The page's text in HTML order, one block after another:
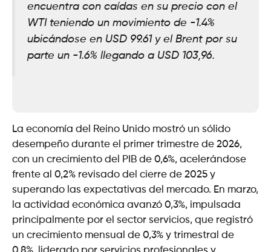
encuentra con caídas en su precio con el
WTI teniendo un movimiento de -1.4%
ubicándose en USD 99.61 y el Brent por su
parte un -1.6% llegando a USD 103,96.
La economía del Reino Unido mostró un sólido
desempeño durante el primer trimestre de 2026,
con un crecimiento del PIB de 0,6%, acelerándose
frente al 0,2% revisado del cierre de 2025 y
superando las expectativas del mercado. En marzo,
la actividad económica avanzó 0,3%, impulsada
principalmente por el sector servicios, que registró
un crecimiento mensual de 0,3% y trimestral de